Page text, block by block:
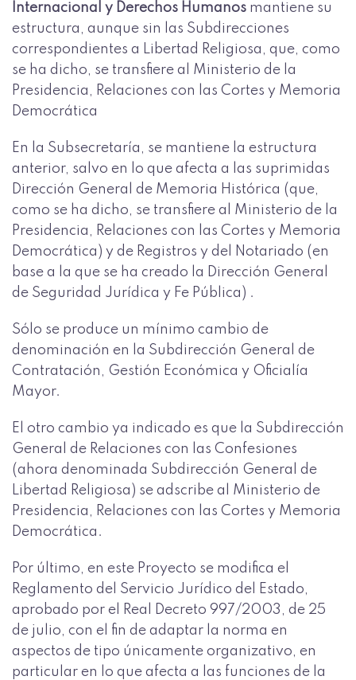
Internacional y Derechos Humanos mantiene su
estructura, aunque sin las Subdirecciones
correspondientes a Libertad Religiosa, que, como
se ha dicho, se transfiere al Ministerio de la
Presidencia, Relaciones con las Cortes y Memoria
Democrática
En la Subsecretaría, se mantiene la estructura
anterior, salvo en lo que afecta a las suprimidas
Dirección General de Memoria Histórica (que,
como se ha dicho, se transfiere al Ministerio de la
Presidencia, Relaciones con las Cortes y Memoria
Democrática) y de Registros y del Notariado (en
base a la que se ha creado la Dirección General
de Seguridad Jurídica y Fe Pública) .
Sólo se produce un mínimo cambio de
denominación en la Subdirección General de
Contratación, Gestión Económica y Oficialía
Mayor.
El otro cambio ya indicado es que la Subdirección
General de Relaciones con las Confesiones
(ahora denominada Subdirección General de
Libertad Religiosa) se adscribe al Ministerio de
Presidencia, Relaciones con las Cortes y Memoria
Democrática.
Por último, en este Proyecto se modifica el
Reglamento del Servicio Jurídico del Estado,
aprobado por el Real Decreto 997/2003, de 25
de julio, con el fin de adaptar la norma en
aspectos de tipo únicamente organizativo, en
particular en lo que afecta a las funciones de la